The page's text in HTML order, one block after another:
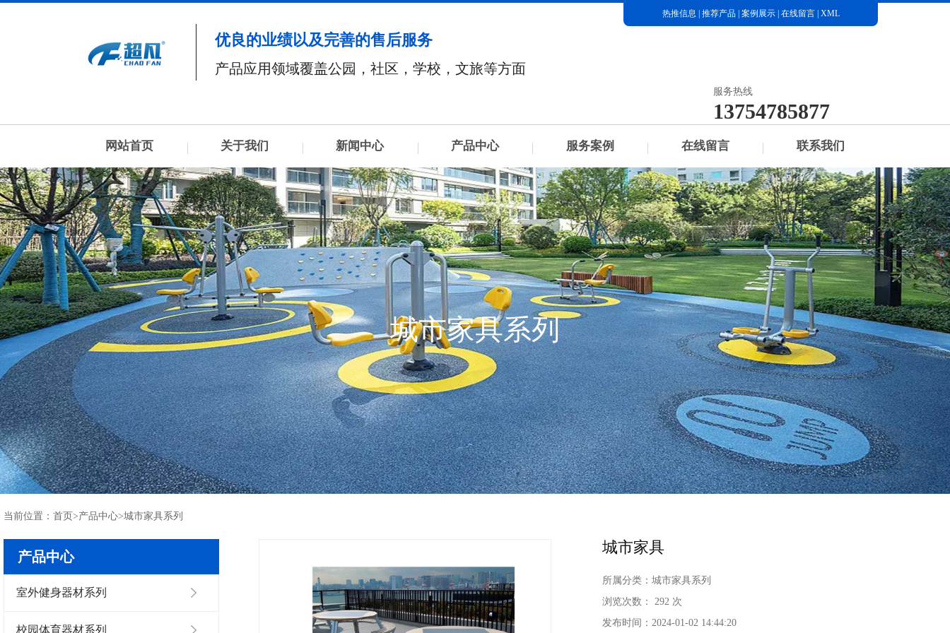
优良的业绩以及完善的售后服务
产品应用领域覆盖公园，社区，学校，文旅等方面
热推信息 推荐产品| 案例展示| 在线留言| XML
服务热线
13754785877
网站首页 关于我们 新闻中心 产品中心 服务案例 在线留言 联系我们
城市家具系列
当前位置： 首页>产品中心>城市家具系列
产品中心
室外健身器材系列
校园体育器材系列
城市家具
所属分类：城市家具系列
浏览次数：
292 次
发布时间： 2024-01-02 14:44:20